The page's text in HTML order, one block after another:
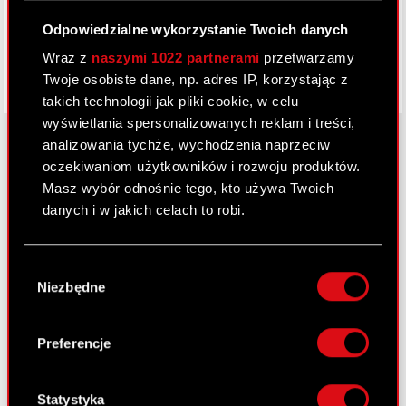
Odpowiedzialne wykorzystanie Twoich danych
Wraz z naszymi 1022 partnerami przetwarzamy
Twoje osobiste dane, np. adres IP, korzystając z
takich technologii jak pliki cookie, w celu
wyświetlania spersonalizowanych reklam i treści,
analizowania tychże, wychodzenia naprzeciw
oczekiwaniom użytkowników i rozwoju produktów.
Masz wybór odnośnie tego, kto używa Twoich
danych i w jakich celach to robi.
lokalizacji geograficznej z dokładnością nawet
Identyfikować Twoje urządzenie, aktywnie
analizując charakteryzującego je zbiory
palca)
zgody
Niezbędne
Preferencje
Statystyka
O CD PROJEKT
Grupa Kapitałowa
Inwestorzy
Kariera